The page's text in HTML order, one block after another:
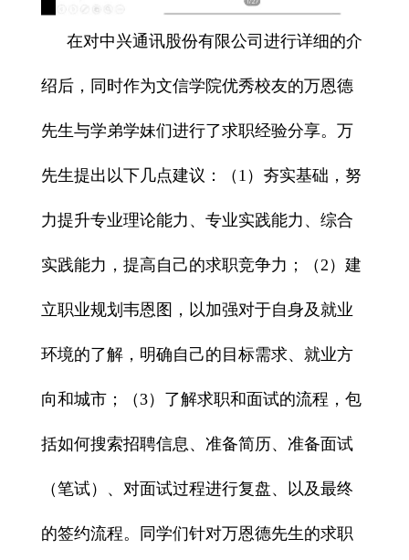
在对中兴通讯股份有限公司进行详细的介
绍后，同时作为文信学院优秀校友的万恩德
先生与学弟学妹们进行了求职经验分享。万
先生提出以下几点建议：（1）夯实基础，努
力提升专业理论能力、专业实践能力、综合
实践能力 ，提高自己的求职竞争力；（2） 建
立职业规划韦恩图 ，以加强对于自身及就业
环境的了解，明确自己的目标需求、就业方
向和城市；（3） 了解求职和面试的流程 ，包
括如何搜索招聘信息、准备简历、准备面试
（笔试）、对面试过程进行复盘、以及最终
的签约流程。同学们针对万恩德先生的求职